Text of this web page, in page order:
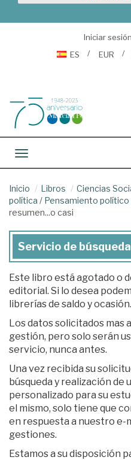
Iniciar sesión
ES
EUR
Toggle navigation
Inicio Libros Ciencias
política / Pensamiento
resumen...o casi
Servicio de
Este libro está agotado o
editorial. Si lo desea
librerías de saldo y ocasión.
Los datos solicitados mas
gestión, pero solo serán
servicio, nunca antes.
Una vez recibida su
búsqueda y realización de
personalizado para su
el mismo, solo tiene que confirmarnos su presupuesto
en respuesta a nuestro e-
gestiones.
Estamos a su disposición